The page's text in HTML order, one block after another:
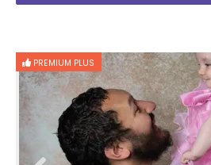
PREMIUM PLUS